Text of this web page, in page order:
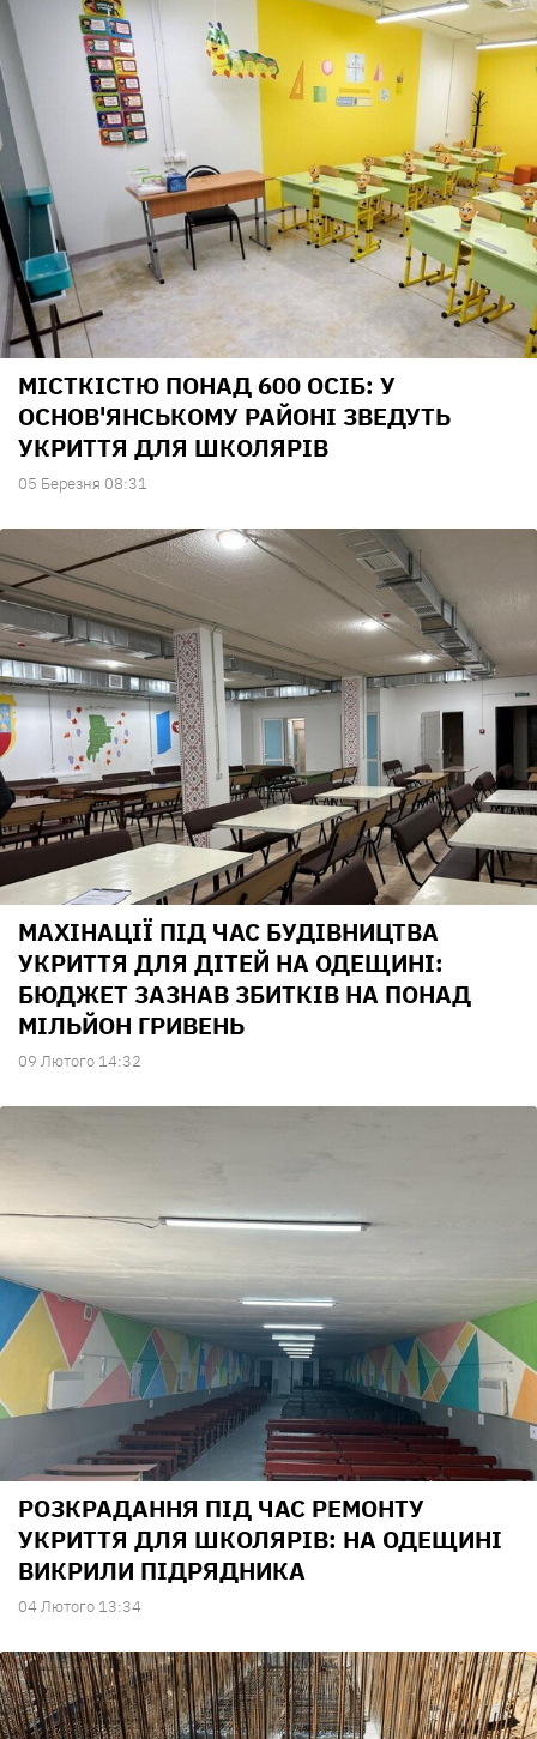
МІСТКІСТЮ ПОНАД 600 ОСІБ: У
ОСНОВ'ЯНСЬКОМУ РАЙОНІ ЗВЕДУТЬ
УКРИТТЯ ДЛЯ ШКОЛЯРІВ
05 Березня 08:31
МАХІНАЦІЇ ПІД ЧАС БУДІВНИЦТВА
УКРИТТЯ ДЛЯ ДІТЕЙ НА ОДЕЩИНІ:
БЮДЖЕТ ЗАЗНАВ ЗБИТКІВ НА ПОНАД
МІЛЬЙОН ГРИВЕНЬ
09 Лютого 14:32
РОЗКРАДАННЯ ПІД ЧАС РЕМОНТУ
УКРИТТЯ ДЛЯ ШКОЛЯРІВ: НА ОДЕЩИНІ
ВИКРИЛИ ПІДРЯДНИКА
04 Лютого 13:34